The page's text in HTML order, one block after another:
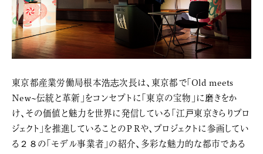
東京都産業労働局根本浩志次長は、東京都で「Old meets
New~伝統と革新」をコンセプトに「東京の宝物」に磨きをか
け、その価値と魅力を世界に発信している「江戸東京きらりプロ
ジェクト」を推進していることのＰＲや、プロジェクトに参画してい
る２８の「モデル事業者」の紹介、多彩な魅力的な都市である